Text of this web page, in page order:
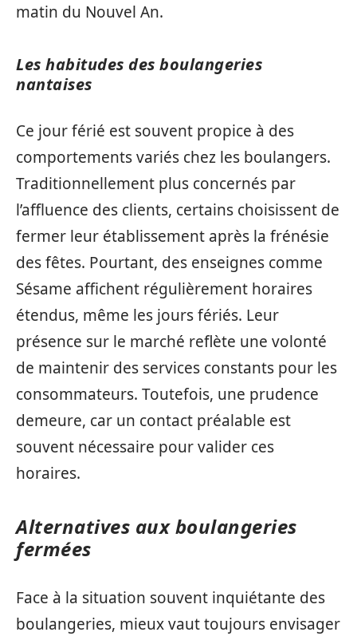
matin du Nouvel An.
Les habitudes des boulangeries
nantaises
Ce jour férié est souvent propice à des
comportements variés chez les boulangers.
Traditionnellement plus concernés par
l’affluence des clients, certains choisissent de
fermer leur établissement après la frénésie
des fêtes. Pourtant, des enseignes comme
Sésame affichent régulièrement horaires
étendus, même les jours fériés. Leur
présence sur le marché reflète une volonté
de maintenir des services constants pour les
consommateurs. Toutefois, une prudence
demeure, car un contact préalable est
souvent nécessaire pour valider ces
horaires.
Alternatives aux boulangeries
fermées
Face à la situation souvent inquiétante des
boulangeries, mieux vaut toujours envisager